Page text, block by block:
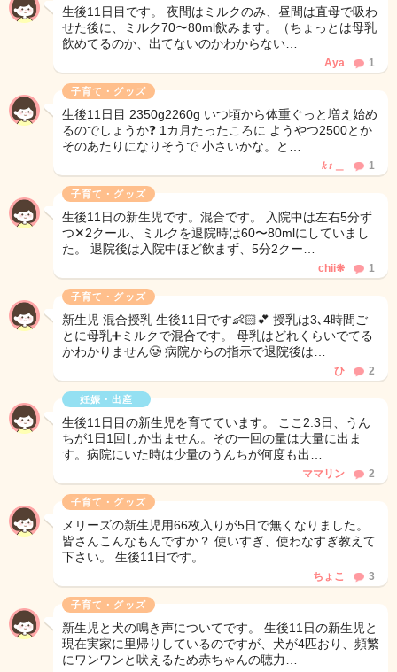
生後11日目です。 夜間はミルクのみ、昼間は直母で吸わ
せた後に、ミルク70〜80ml飲みます。（ちょっとは母乳
飲めてるのか、出てないのかわからない…
Aya 1
子育て・グッズ
生後11日目 2350g2260g いつ頃から体重ぐっと増え始め
るのでしょうか❓ 1カ月たったころに ようやつ2500とか
そのあたりになりそうで 小さいかな。と…
𝑘 𝑡 ＿ 1
子育て・グッズ
生後11日の新生児です。混合です。 入院中は左右5分ず
つ✕2クール、ミルクを退院時は60〜80mlにしていまし
た。 退院後は入院中ほど飲まず、5分2クー…
chii❋ 1
子育て・グッズ
新生児 混合授乳 生後11日です👶🏻💕 授乳は3､4時間ご
とに母乳➕ミルクで混合です。 母乳はどれくらいでてる
かわかりません🥲 病院からの指示で退院後は…
ひ 2
妊娠・出産
生後11日目の新生児を育てています。 ここ2.3日、うん
ちが1日1回しか出ません。その一回の量は大量に出ま
す。病院にいた時は少量のうんちが何度も出…
ママリン 2
子育て・グッズ
メリーズの新生児用66枚入りが5日で無くなりました。
皆さんこんなもんですか？ 使いすぎ、使わなすぎ教えて
下さい。 生後11日です。
ちょこ 3
子育て・グッズ
新生児と犬の鳴き声についてです。 生後11日の新生児と
現在実家に里帰りしているのですが、犬が4匹おり、頻繁
にワンワンと吠えるため赤ちゃんの聴力…